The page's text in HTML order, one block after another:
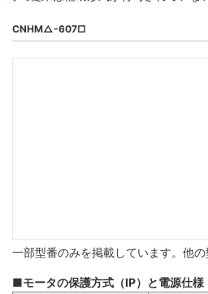
CNHM△-607□
一部型番のみを掲載しています。他
■モータの保護方式（IP）と電源仕様